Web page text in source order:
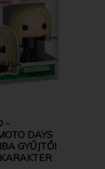
-
DAYS
GYŰJTŐI